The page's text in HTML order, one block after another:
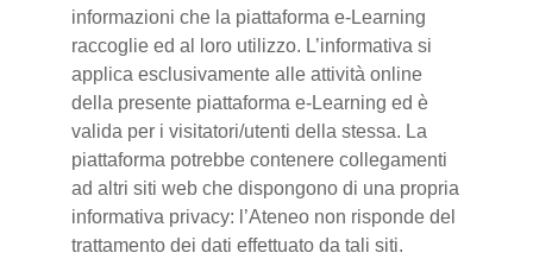
informazioni che la piattaforma e-Learning
raccoglie ed al loro utilizzo. L’informativa si
applica esclusivamente alle attività online
della presente piattaforma e-Learning ed è
valida per i visitatori/utenti della stessa. La
piattaforma potrebbe contenere collegamenti
ad altri siti web che dispongono di una propria
informativa privacy: l’Ateneo non risponde del
trattamento dei dati effettuato da tali siti.